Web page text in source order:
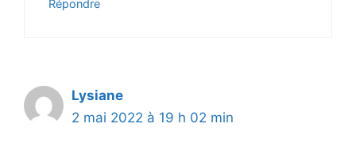
Répondre
Lysiane
2 mai 2022 à 19 h 02 min